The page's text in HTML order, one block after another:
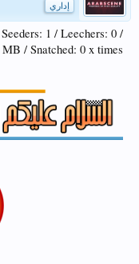
إداري
1 / Leechers: 0 /
/ Snatched: 0 x times